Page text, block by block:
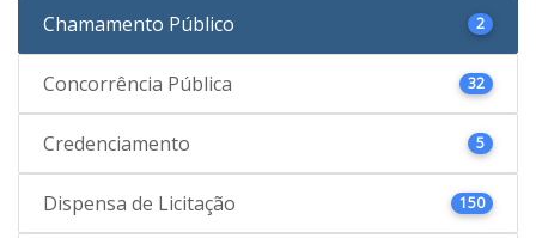
Chamamento Público 2
Concorrência Pública 32
Credenciamento 5
Dispensa de Licitação 150